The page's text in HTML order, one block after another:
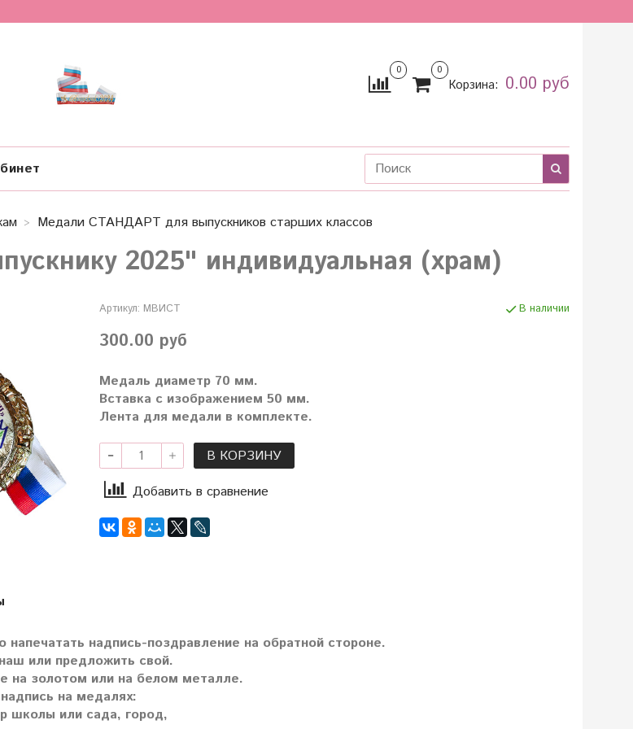
0 0
Корзина: 0.00 руб
Медали СТАНДАРТ для выпускников старших классов
2025" индивидуальная (храм)
Артикул: МВИСТ В наличии
300.00 руб
Медаль диаметр 70 мм.
Вставка с изображением 50 мм.
Лента для медали в комплекте.
В КОРЗИНУ
Добавить в сравнение
надпись-поздравление на обратной стороне.
или предложить свой.
на золотом или на белом металле.
на медалях:
школы или сада, город,